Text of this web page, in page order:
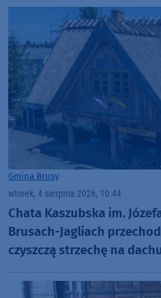
Gmina Brusy
wtorek, 4 sierpnia 2026, 10:44
Chata Kaszubska im.
Brusach-Jagliach
czyszczą strzechę na dachu